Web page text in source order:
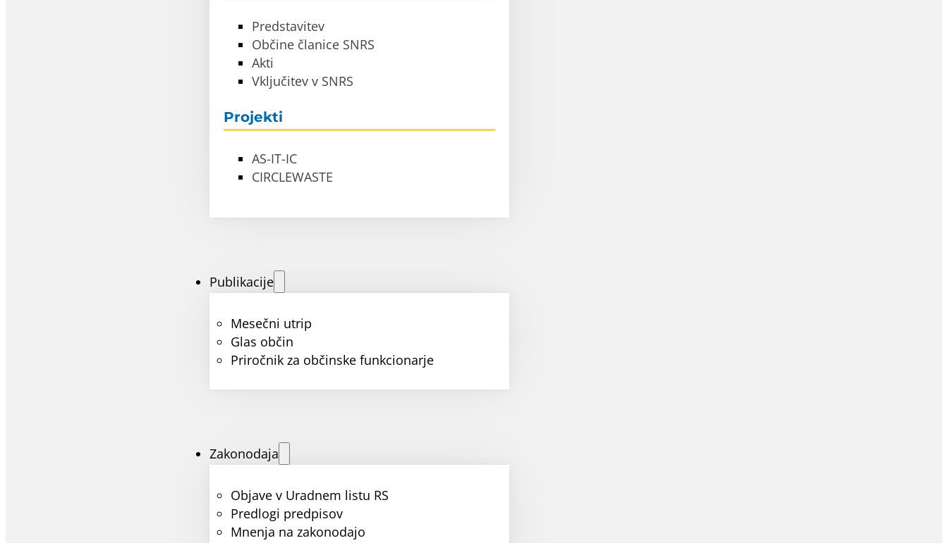
Predstavitev
Občine članice SNRS
Akti
Vključitev v SNRS
Projekti
AS-IT-IC
CIRCLEWASTE
Publikacije
Mesečni utrip
Glas občin
Priročnik za občinske funkcionarje
Zakonodaja
Objave v Uradnem listu RS
Predlogi predpisov
Mnenja na zakonodajo